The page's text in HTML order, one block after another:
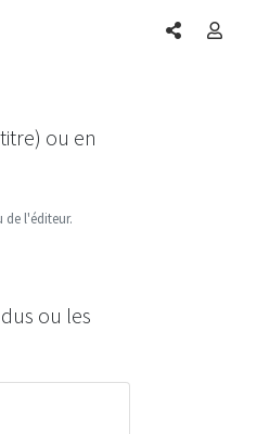
Partager
ou en
de l'éditeur.
ou les